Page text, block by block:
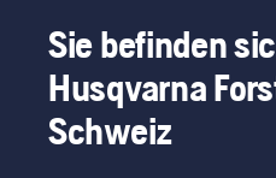
finden,
haben
wir mit
der
Rasen
oder?
was,
Sie befinden
Husqvarna
Schweiz